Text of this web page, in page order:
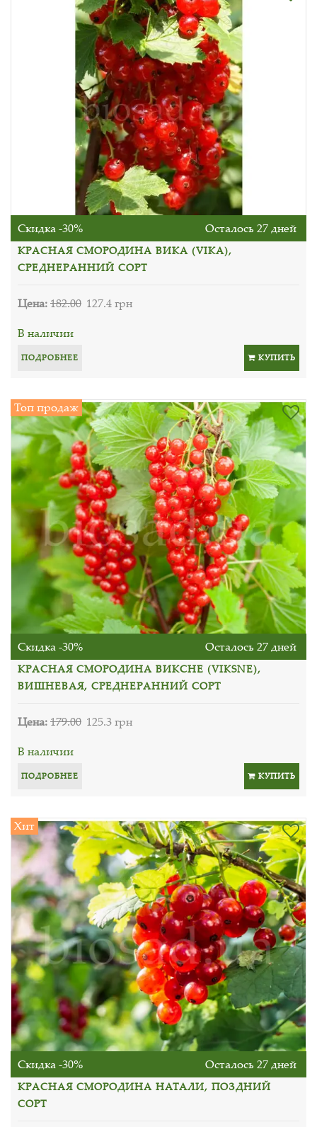
Скидка -30% Осталось 27 дней
КРАСНАЯ СМОРОДИНА ВИКА (VIKA),
СРЕДНЕРАННИЙ СОРТ
Цена:182.00 127.4 грн
В наличии
ПОДРОБНЕЕ КУПИТЬ
Топ продаж
Скидка -30% Осталось 27 дней
КРАСНАЯ СМОРОДИНА ВИКСНЕ (VIKSNE),
ВИШНЕВАЯ, СРЕДНЕРАННИЙ СОРТ
Цена:179.00 125.3 грн
В наличии
ПОДРОБНЕЕ КУПИТЬ
Хит
Скидка -30% Осталось 27 дней
КРАСНАЯ СМОРОДИНА НАТАЛИ, ПОЗДНИЙ
СОРТ